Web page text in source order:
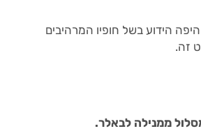
הידוע בשל חופיו המרהיבים
זה.